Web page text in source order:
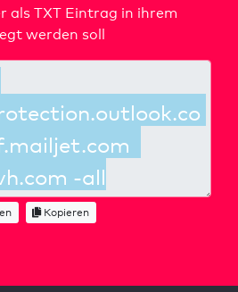
als TXT Eintrag in ihrem
werden soll
Kopieren